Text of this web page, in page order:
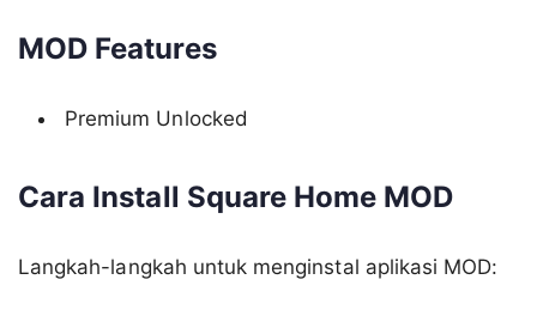
MOD Features
Premium Unlocked
Cara Install Square Home MOD
Langkah-langkah untuk menginstal aplikasi MOD: